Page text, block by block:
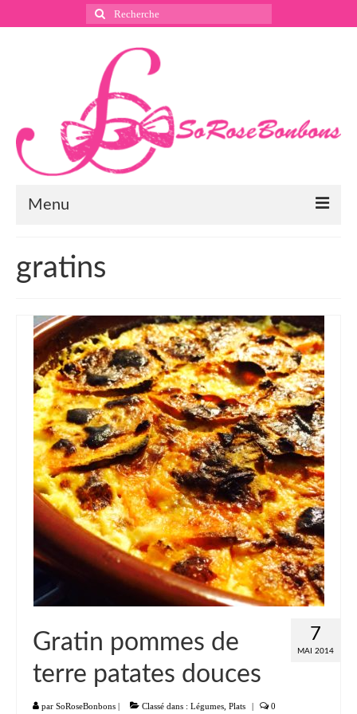
Rechercher
:
Menu
Instagram
Pinterest
Facebook
Liste
Entrées
Aumônières Feuilletés Samoussas
Blinis Cakes
Salades Verrines
Tartinades Tartines
Divers entrées
Plats
Légumes
Pâtes Riz Polenta
Poissons
gratins
7
MAI 2014
Gratin pommes de
terre patates douces
par SoRoseBonbons | Classé dans : Légumes Plats | 0